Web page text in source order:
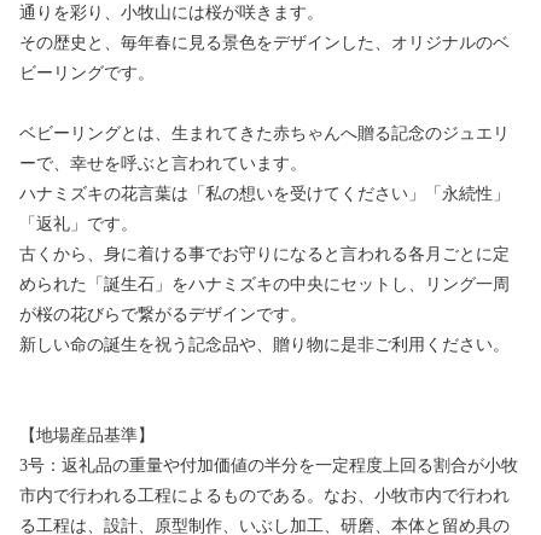
通りを彩り、小牧山には桜が咲きます。
その歴史と、毎年春に見る景色をデザインした、オリジナルのベ
ビーリングです。
ベビーリングとは、生まれてきた赤ちゃんへ贈る記念のジュエリ
ーで、幸せを呼ぶと言われています。
ハナミズキの花言葉は「私の想いを受けてください」「永続性」
「返礼」です。
古くから、身に着ける事でお守りになると言われる各月ごとに定
められた「誕生石」をハナミズキの中央にセットし、リング一周
が桜の花びらで繋がるデザインです。
新しい命の誕生を祝う記念品や、贈り物に是非ご利用ください。
【地場産品基準】
3号：返礼品の重量や付加価値の半分を一定程度上回る割合が小牧
市内で行われる工程によるものである。なお、小牧市内で行われ
る工程は、設計、原型制作、いぶし加工、研磨、本体と留め具の